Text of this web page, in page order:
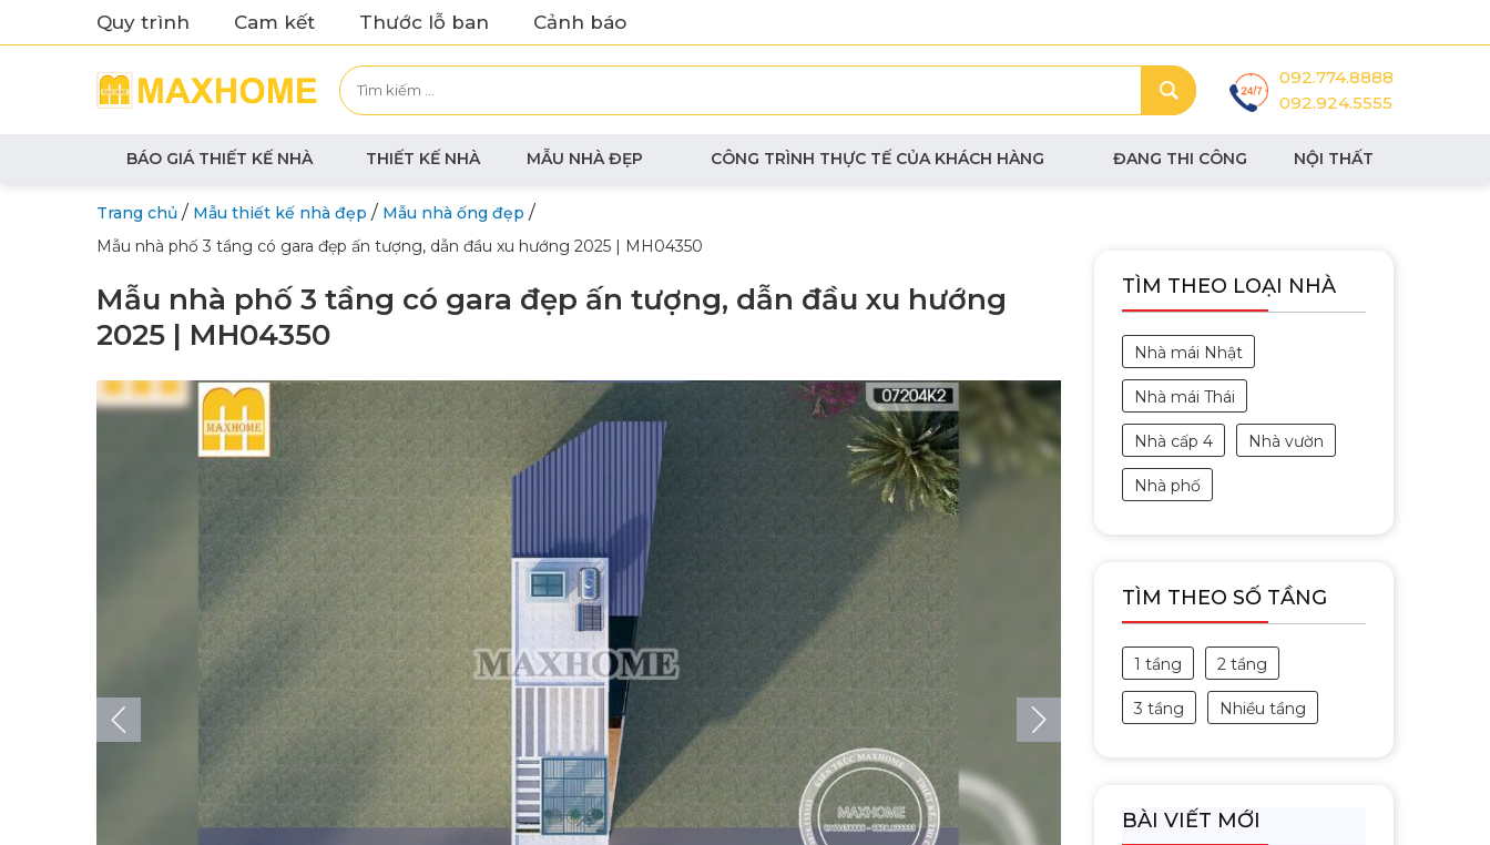
Quy trình Cam kết Thước lỗ ban Cảnh báo
092.774.8888
092.924.5555
BÁO GIÁ THIẾT KẾ NHÀ THIẾT KẾ NHÀ MẪU NHÀ ĐẸP CÔNG TRÌNH THỰC TẾ CỦA KHÁCH HÀNG ĐANG THI CÔNG NỘI THẤT
Trang chủ / Mẫu thiết kế nhà đẹp / Mẫu nhà ống đẹp /
Mẫu nhà phố 3 tầng có gara đẹp ấn tượng, dẫn đầu xu hướng 2025 | MH04350
Mẫu nhà phố 3 tầng có gara đẹp ấn tượng, dẫn đầu xu hướng
2025 | MH04350
TÌM THEO LOẠI NHÀ
Nhà mái Nhật
Nhà mái Thái
Nhà cấp 4 Nhà vườn
Nhà phố
TÌM THEO SỐ TẦNG
1 tầng 2 tầng
3 tầng Nhiều tầng
BÀI VIẾT MỚI